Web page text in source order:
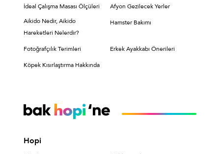
İdeal Çalışma Masası Ölçüleri
Afyon Gezilecek Yerler
Aikido Nedir, Aikido
Hareketleri Nelerdir?
Hamster Bakımı
Fotoğrafçılık Terimleri Erkek Ayakkabı Önerileri
Köpek Kısırlaştırma Hakkında
Hopi